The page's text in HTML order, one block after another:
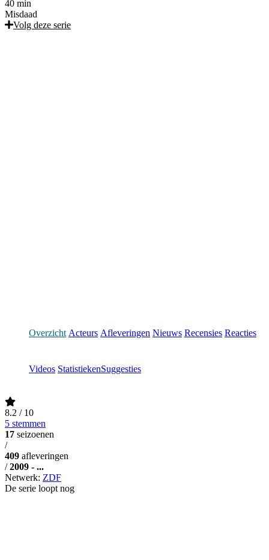
40 min
Misdaad
Volg deze serie
Overzicht Acteurs Afleveringen Nieuws Recensies Reacties
Videos StatistiekenSuggesties
8.2 / 10
5 stemmen
17 seizoenen
/
409 afleveringen
/ 2009 - ...
Netwerk: ZDF
De serie loopt nog